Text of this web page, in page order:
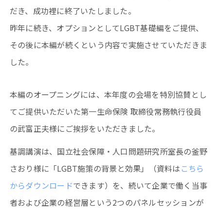
だき、成功裡に終了いたしました。
昨年に続き、オプションとしてLGBT基礎編をご提供、
その後に本編が続くという内容で実施させていただきま
した。
本編のオープニングには、本年度の会場を特別協賛とし
てご提供いただいた第一生命保険 取締役常務執行役員
の武富正夫様にご挨拶をいただきました。
基調講演は、国立社会保障・人口問題研究所室長の釜野
さおり様に「LGBT施策の背景と効果」（資料は こちら
からダウンロードできます）を、続いて企業で働く当事
者および企業の経営層という2つのパネルセッションが